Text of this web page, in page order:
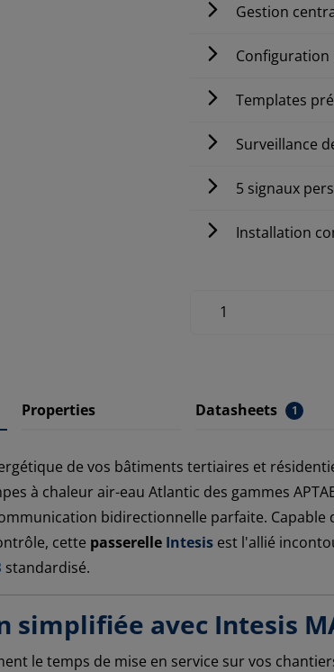
Gestion
Configuration
Templates
Surveillance
5 signaux
Installation
Properties Datasheets 1
de vos bâtiments tertiaires et
à chaleur air-eau Atlantic des gammes
bidirectionnelle parfaite.
cette passerelle Intesis est l'allié
standardisé.
simplifiée avec Intesis
le temps de mise en service sur vos